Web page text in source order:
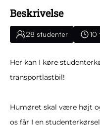
Beskrivelse
28 studenter 10
Her kan I køre
transportlastbil!
Humøret skal være højt
os får I en